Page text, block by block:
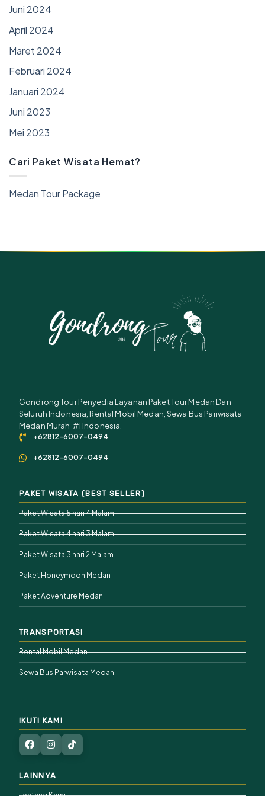
Juni 2024
April 2024
Maret 2024
Februari 2024
Januari 2024
Juni 2023
Mei 2023
Cari Paket Wisata Hemat?
Medan Tour Package
Gondrong Tour Penyedia Layanan Paket Tour Medan Dan
Seluruh Indonesia, Rental Mobil Medan, Sewa Bus Pariwisata
Medan Murah #1 Indonesia.
+62812-6007-0494
+62812-6007-0494
PAKET WISATA (BEST SELLER)
Paket Wisata 5 hari 4 Malam
Paket Wisata 4 hari 3 Malam
Paket Wisata 3 hari 2 Malam
Paket Honeymoon Medan
Paket Adventure Medan
TRANSPORTASI
Rental Mobil Medan
Sewa Bus Parwisata Medan
IKUTI KAMI
LAINNYA